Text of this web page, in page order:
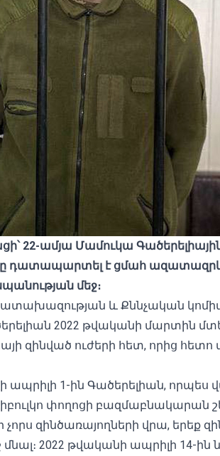
22-ամյա Մամուկա
դատապարտել է ցմահ
մեջ։
և Քննչական
2022 թվականի մարտին
զինված ուժերի հետ, որից
ապրիլի 1-ին Գածերելիան,
փողոցի բազմաբնակարան
չորս զինծառայողների վրա, երեք
մնալ։ 2022 թվականի ապրիլի 14-